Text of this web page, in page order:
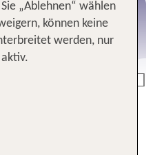
„Ablehnen“ wählen
können keine
werden, nur